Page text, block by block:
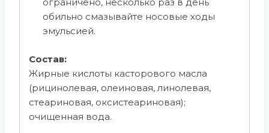
обильно смазывайте носовые ходы
эмульсией.
Состав:
Жирные кислоты касторового масла
(рицинолевая, олеиновая, линолевая,
стеариновая, оксистеариновая);
очищенная вода.